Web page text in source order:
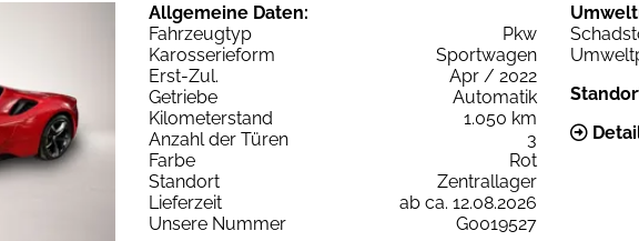
Allgemeine Daten:
Fahrzeugtyp
Pkw
Karosserieform
Sportwagen
Erst-Zul.
Apr / 2022
Getriebe
Automatik
Kilometerstand
1.050 km
Anzahl der Türen
3
Farbe
Rot
Standort
Zentrallager
Lieferzeit
ab ca. 12.08.2026
Unsere Nummer
G0019527